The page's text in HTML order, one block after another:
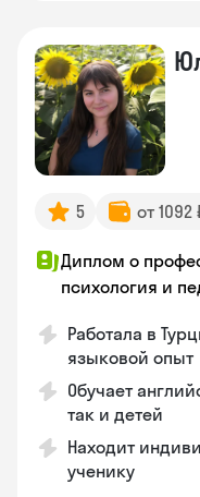
5 от
Диплом о
психология и
Работала в
языковой опыт
Обучает
так и детей
Находит
ученику